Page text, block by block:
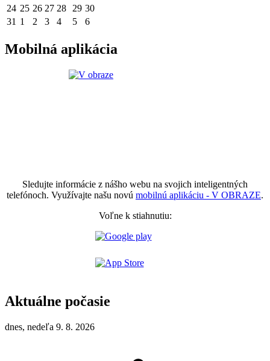
24 25 26 27 28 29 30
31 1 2 3 4 5 6
Mobilná aplikácia
Sledujte informácie z nášho webu na svojich inteligentných
telefónoch. Využívajte našu novú mobilnú aplikáciu - V OBRAZE.
Voľne k stiahnutiu:
Aktuálne počasie
dnes, nedeľa 9. 8. 2026